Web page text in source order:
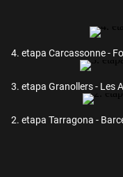
4. etapa Carcassonne -
3. etapa Granollers - Les
2. etapa Tarragona -